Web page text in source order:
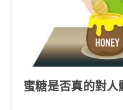
蜜糖是否真的對人